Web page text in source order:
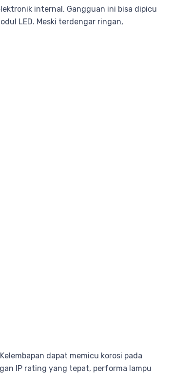
internal. Gangguan ini bisa dipicu
LED. Meski terdengar ringan,
dapat memicu korosi pada
IP rating yang tepat, performa lampu